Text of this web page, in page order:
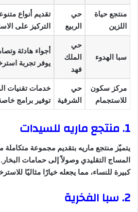
منتجع حياة
اللزين
حي
الربيع
تقديم أنواع
التركيز على
سبا الهدوء
حي
الملك
فهد
أجواء هادئة
يوفر تجربة
مركز سكون
للاستجمام
حي
الشرفية
خدمات تقنيات
توفير برامج
1. منتجع ماريه للسيدات
يتميّز منتجع ماريه بتقديم مجموعة
المساج التقليدي وصولاً إلى حمامات
كبيرة للنساء، مما يجعله خيارًا مثاليًا
2. سبا الفخرية